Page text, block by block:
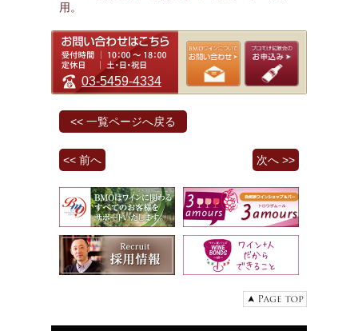
用。
03-5459-4334
<< 一覧ページへ戻る
<< 前へ 次へ >>